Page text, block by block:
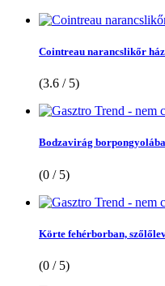
Cointreau narancslikőr
(3.6 / 5)
Bodzavirág
(0 / 5)
Körte fehérborban,
(0 / 5)